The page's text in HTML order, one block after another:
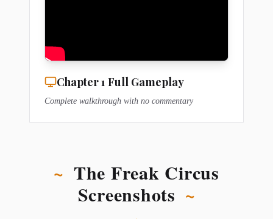
Chapter 1 Full Gameplay
Complete walkthrough with no commentary
~ The Freak Circus
Screenshots ~